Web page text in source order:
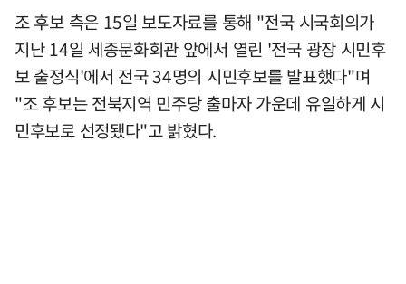
조 후보 측은 15일 보도자료를 통해 "전국 시국회의가
지난 14일 세종문화회관 앞에서 열린 '전국 광장 시민후
보 출정식'에서 전국 34명의 시민후보를 발표했다"며
"조 후보는 전북지역 민주당 출마자 가운데 유일하게 시
민후보로 선정됐다"고 밝혔다.